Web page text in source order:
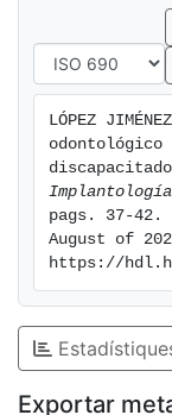
LÓPEZ
pags. 37-42.
August of
https://
Exportar